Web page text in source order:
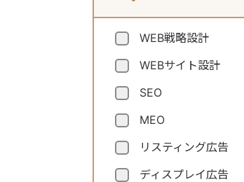
WEB戦略設計
WEBサイト設計
SEO
MEO
リスティング広告
ディスプレイ広告